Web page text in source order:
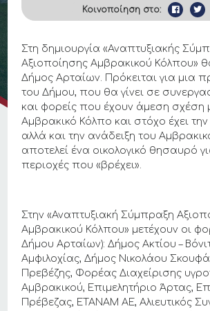
Κοινοποίηση στο:
Στη δημιουργία «Αναπτυξιακής
Αξιοποίησης Αμβρακικού Κόλπου»
Δήμος Αρταίων. Πρόκειται για μια
του Δήμου, που θα γίνει σε
και φορείς που έχουν άμεση σχέση
Αμβρακικό Κόλπο και στόχο έχει
αλλά και την ανάδειξη του
αποτελεί ένα οικολογικό θησαυρό
περιοχές που «βρέχει».
Στην «Αναπτυξιακή Σύμπραξη
Αμβρακικού Κόλπου» μετέχουν οι
Δήμου Αρταίων): Δήμος Ακτίου –
Αμφιλοχίας, Δήμος Νικολάου
Πρεβέζης, Φορέας Διαχείρισης
Αμβρακικού, Επιμελητήριο Άρτας,
Πρέβεζας, ΕΤΑΝΑΜ ΑΕ, Αλιευτικός